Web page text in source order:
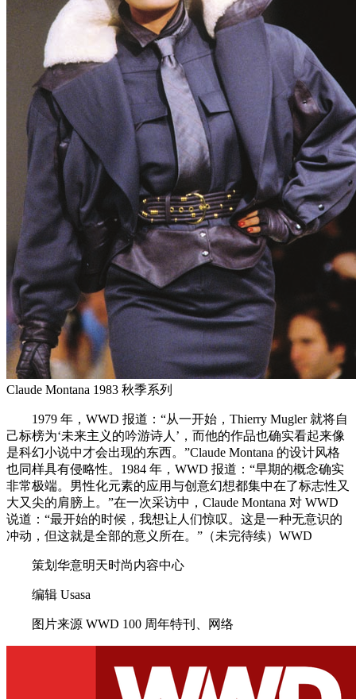
Claude Montana 1983 秋季系列
1979 年，WWD 报道：“从一开始，Thierry Mugler 就将自
己标榜为‘未来主义的吟游诗人’，而他的作品也确实看起来像
是科幻小说中才会出现的东西。”Claude Montana 的设计风格
也同样具有侵略性。1984 年，WWD 报道：“早期的概念确实
非常极端。男性化元素的应用与创意幻想都集中在了标志性又
大又尖的肩膀上。”在一次采访中，Claude Montana 对 WWD
说道：“最开始的时候，我想让人们惊叹。这是一种无意识的
冲动，但这就是全部的意义所在。”（未完待续）WWD
策划华意明天时尚内容中心
编辑 Usasa
图片来源 WWD 100 周年特刊、网络